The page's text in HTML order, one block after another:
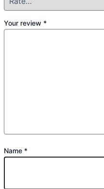
Your review *
Name *